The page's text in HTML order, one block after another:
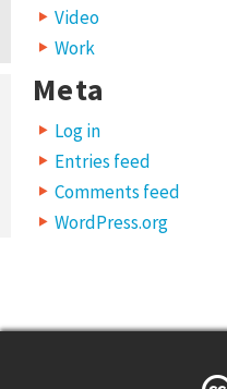
Video
Work
Meta
Log in
Entries feed
Comments feed
WordPress.org